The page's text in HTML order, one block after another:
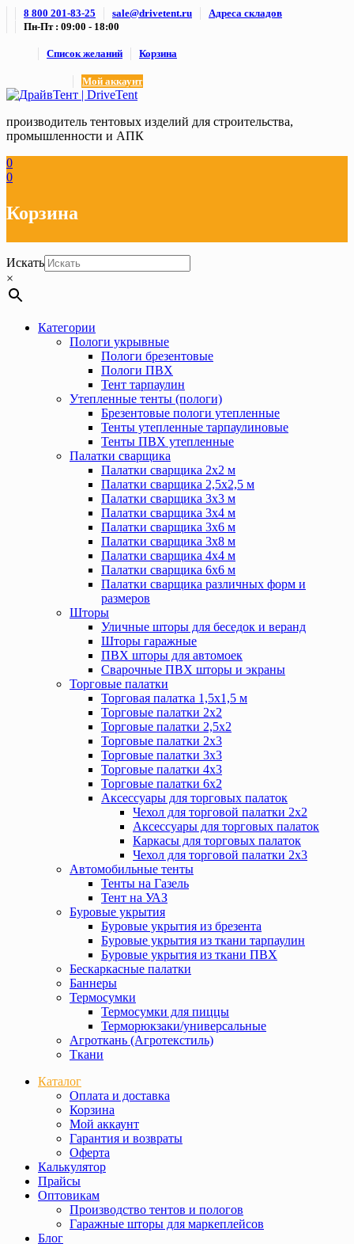
Skip8 800 201-83-25 sale@drivetent.ru
Адреса складов
Пн-Пт : 09:00 - 18:00
Список желаний Корзина
Мой аккаунт
производитель тентовых изделий для строительства,
промышленности и АПК
0
0
Корзина
Искать
×
Категории
Пологи укрывные
Пологи брезентовые
Пологи ПВХ
Тент тарпаулин
Утепленные тенты (пологи)
Брезентовые пологи утепленные
Тенты утепленные тарпаулиновые
Тенты ПВХ утепленные
Палатки сварщика
Палатки сварщика 2х2 м
Палатки сварщика 2,5х2,5 м
Палатки сварщика 3х3 м
Палатки сварщика 3х4 м
Палатки сварщика 3х6 м
Палатки сварщика 3х8 м
Палатки сварщика 4х4 м
Палатки сварщика 6х6 м
Палатки сварщика различных форм и
размеров
Шторы
Уличные шторы для беседок и веранд
Шторы гаражные
ПВХ шторы для автомоек
Сварочные ПВХ шторы и экраны
Торговые палатки
Торговая палатка 1,5х1,5 м
Торговые палатки 2х2
Торговые палатки 2,5х2
Торговые палатки 2х3
Торговые палатки 3х3
Торговые палатки 4х3
Торговые палатки 6х2
Аксессуары для торговых палаток
Чехол для торговой палатки 2х2
Аксессуары для торговых палаток
Каркасы для торговых палаток
Чехол для торговой палатки 2х3
Автомобильные тенты
Тенты на Газель
Тент на УАЗ
Буровые укрытия
Буровые укрытия из брезента
Буровые укрытия из ткани тарпаулин
Буровые укрытия из ткани ПВХ
Бескаркасные палатки
Баннеры
Термосумки
Термосумки для пиццы
Терморюкзаки/универсальные
Агроткань (Агротекстиль)
Ткани
Каталог
Оплата и доставка
Корзина
Мой аккаунт
Гарантия и возвраты
Оферта
Калькулятор
Прайсы
Оптовикам
Производство тентов и пологов
Гаражные шторы для маркеплейсов
Блог